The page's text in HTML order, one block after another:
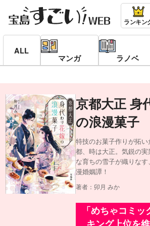
ランキン
ALL
マンガ ラノベ
京都大正 身
の浪漫菓子
特技のお菓子作りが拓
都、時は大正。気鋭の
な育ちの雪子が織りな
漫婚姻譚！
著者：卯月 みか
「めちゃコミ